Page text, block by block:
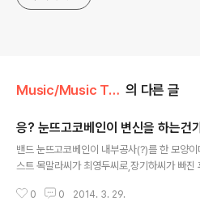
Music/Music Talk 의 다른 글
응? 눈뜨고코베인이 변신을 하는건
밴드 눈뜨고코베인이 내부공사(?)를 한 모양
스트 목말라씨가 최영두씨로,장기하씨가 빠진
를 키보디스트 연리목씨가 꿰찼다는 것이다.
0 0 2014. 3. 29.